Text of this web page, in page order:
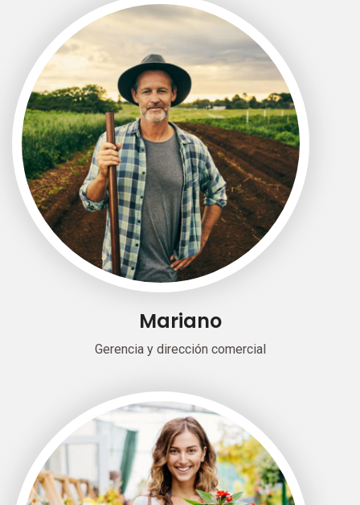
Mariano
Gerencia y dirección comercial